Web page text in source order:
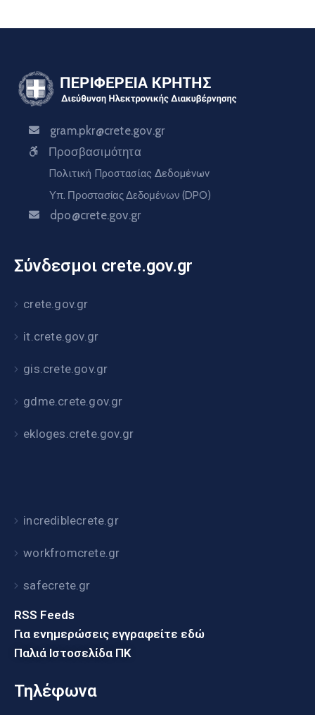
gram.pkr@crete.gov.gr
Προσβασιμότητα
Πολιτική Προστασίας Δεδομένων
Υπ. Προστασίας Δεδομένων (DPO)
dpo@crete.gov.gr
Σύνδεσμοι crete.gov.gr
crete.gov.gr
it.crete.gov.gr
gis.crete.gov.gr
gdme.crete.gov.gr
ekloges.crete.gov.gr
incrediblecrete.gr
workfromcrete.gr
safecrete.gr
RSS Feeds
Για ενημερώσεις εγγραφείτε εδώ
Παλιά Ιστοσελίδα ΠΚ
Τηλέφωνα